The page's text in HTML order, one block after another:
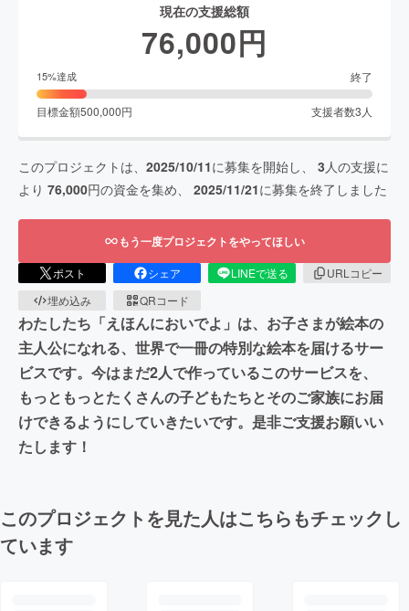
現在の支援総額
76,000円
15%達成 終了
目標金額500,000円 支援者数3 人
このプロジェクトは、 2025/10/11に募集を開始し、 3 人の支援に
より 76,000円の資金を集め、 2025/11/21に募集を終了しました
もう一度プロジェクトをやってほしい
ポスト シェア LINEで送る
URLコピー
埋め込み
QRコード
わたしたち「えほんにおいでよ」は、お子さまが絵本の
主人公になれる、世界で一冊の特別な絵本を届けるサー
ビスです。今はまだ2人で作っているこのサービスを、
もっともっとたくさんの子どもたちとそのご家族にお届
けできるようにしていきたいです。是非ご支援お願いい
たします！
このプロジェクトを見た人はこちらもチェックし
ています